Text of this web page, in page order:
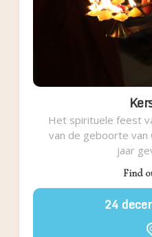
Het spirituele feest
van de geboorte van
jaar
Find
24